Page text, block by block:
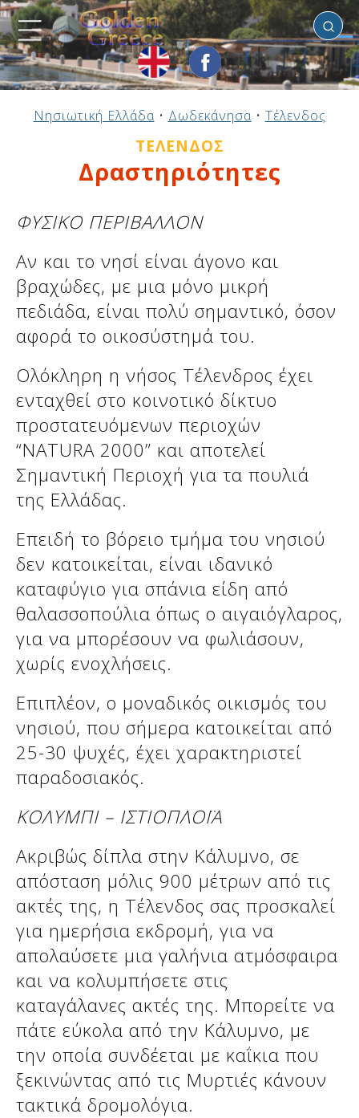
Προηγούμενο
Ελλάδα
Δείτε μας:
Προηγούμενο
Αργοσαρωνικός
Προηγούμενο
B. & Α. Αιγαίο
Δείτε μας:
Προηγούμενο
Δωδεκάνησα
Δείτε μας:
Προηγούμενο
Ιόνια Νησιά
Δείτε μας:
Προηγούμενο
Κρήτη
Δείτε μας:
Προηγούμενο
Κυκλάδες
Προηγούμενο
Σποράδες
Δείτε μας:
Προηγούμενο
Ελλάδα
Προηγούμενο
Ήπειρος
Δείτε μας:
Προηγούμενο
Θεσσαλία
Δείτε μας:
Προηγούμενο
Θράκη
Δείτε μας:
Προηγούμενο
Μακεδονία
Δείτε μας:
Προηγούμενο
Πελοπόννησος
Προηγούμενο
Στερεά Ελλάδα
Δείτε μας:
Τέλενδος
Νησιωτική Ελλάδα• Δωδεκάνησα• Τέλενδος
ΤΈΛΕΝΔΟΣ
Δραστηριότητες
ΦΥΣΙΚΟ ΠΕΡΙΒΑΛΛΟΝ
Αν και το νησί είναι άγονο και
βραχώδες, με μια μόνο μικρή
πεδιάδα, είναι πολύ σημαντικό, όσον
αφορά το οικοσύστημά του.
Ολόκληρη η νήσος Τέλενδρος έχει
ενταχθεί στο κοινοτικό δίκτυο
προστατευόμενων περιοχών
“NATURA 2000” και αποτελεί
Σημαντική Περιοχή για τα πουλιά
της Ελλάδας.
Επειδή το βόρειο τμήμα του νησιού
δεν κατοικείται, είναι ιδανικό
καταφύγιο για σπάνια είδη από
θαλασσοπούλια όπως ο αιγαιόγλαρος,
για να μπορέσουν να φωλιάσουν,
χωρίς ενοχλήσεις.
Επιπλέον, ο μοναδικός οικισμός του
νησιού, που σήμερα κατοικείται από
25-30 ψυχές, έχει χαρακτηριστεί
παραδοσιακός.
ΚΟΛΥΜΠΙ – ΙΣΤΙΟΠΛΟΪΑ
Ακριβώς δίπλα στην Κάλυμνο, σε
απόσταση μόλις 900 μέτρων από τις
ακτές της, η Τέλενδος σας προσκαλεί
για ημερήσια εκδρομή, για να
απολαύσετε μια γαλήνια ατμόσφαιρα
και να κολυμπήσετε στις
καταγάλανες ακτές της. Μπορείτε να
πάτε εύκολα από την Κάλυμνο, με
την οποία συνδέεται με καΐκια που
ξεκινώντας από τις Μυρτιές κάνουν
τακτικά δρομολόγια.